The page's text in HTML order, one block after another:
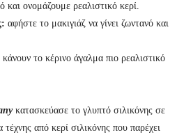
ονομάζουμε ρεαλιστικό κερί.
αφήστε το μακιγιάζ να γίνει ζωντανό και
κάνουν το κέρινο άγαλμα πιο ρεαλιστικό
κατασκεύασε το γλυπτό σιλικόνης σε
τέχνης από κερί σιλικόνης που παρέχει